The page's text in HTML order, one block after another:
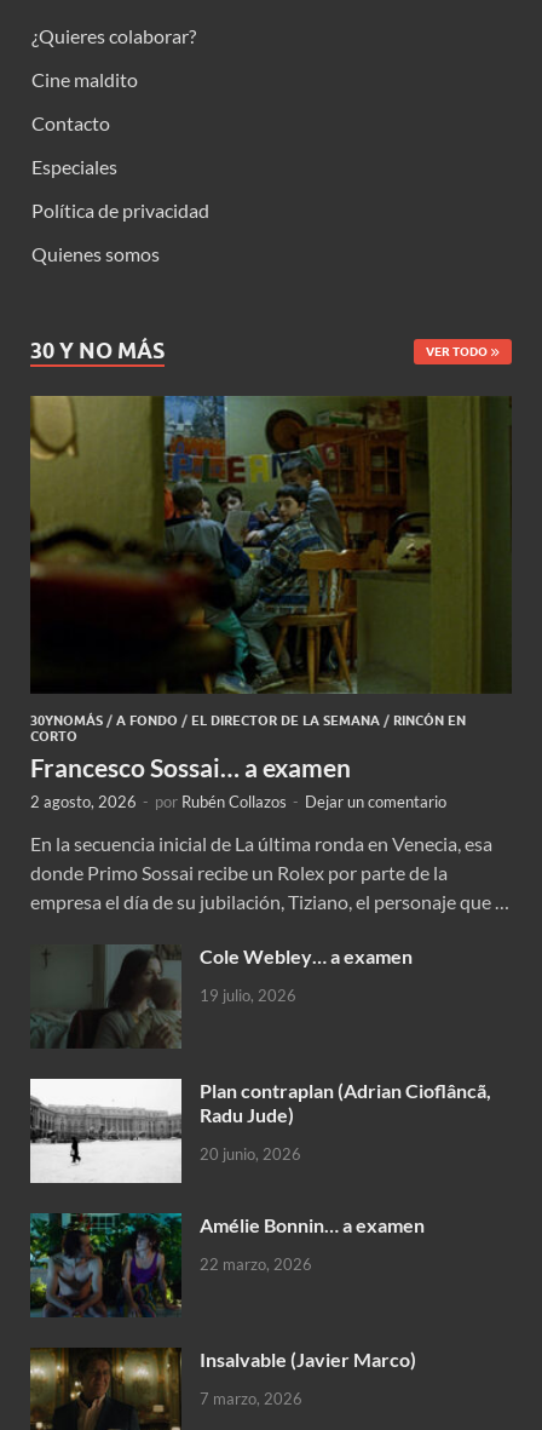
¿Quieres colaborar?
Cine maldito
Contacto
Especiales
Política de privacidad
Quienes somos
30 Y NO MÁS VER TODO
30YNOMÁS / A FONDO / EL DIRECTOR DE LA SEMANA / RINCÓN EN
CORTO
Francesco Sossai… a examen
2 agosto, 2026 - por Rubén Collazos - Dejar un comentario
En la secuencia inicial de La última ronda en Venecia, esa
donde Primo Sossai recibe un Rolex por parte de la
empresa el día de su jubilación, Tiziano, el personaje que …
Cole Webley… a examen
19 julio, 2026
Plan contraplan (Adrian Cioflâncã,
Radu Jude)
20 junio, 2026
Amélie Bonnin… a examen
22 marzo, 2026
Insalvable (Javier Marco)
7 marzo, 2026